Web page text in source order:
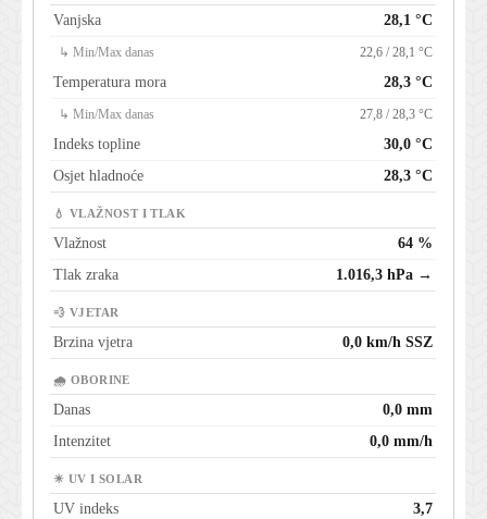
Vanjska 28,1 °C
↳ Min/Max danas 22,6 / 28,1 °C
Temperatura mora 28,3 °C
↳ Min/Max danas 27,8 / 28,3 °C
Indeks topline
30,0 °C
Osjet hladnoće
28,3 °C
💧 VLAŽNOST I TLAK
Vlažnost
64 %
Tlak zraka
1.016,3 hPa →
💨 VJETAR
Brzina vjetra 0,0 km/h SSZ
🌧 OBORINE
Danas
0,0 mm
Intenzitet
0,0 mm/h
☀ UV I SOLAR
UV indeks
3,7